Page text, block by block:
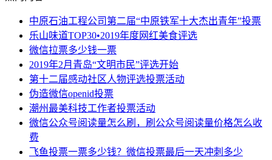
中原石油工程公司第二届“中原铁军十大杰出青年”投票
乐山味道TOP30•2019年度网红美食评选
微信拉票多少钱一票
2019年2月青岛“文明市民”评选开始
第十二届感动社区人物评选投票活动
伪造微信openid投票
潮州最美科技工作者投票活动
微信公众号阅读量怎么刷，刷公众号阅读量价格怎么收
费
飞鱼投票一票多少钱？微信投票最后一天冲刺多少